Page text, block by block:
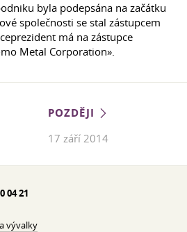
byla podepsána na začátku
společnosti se stal zástupcem
má na zástupce
Metal Corporation».
POZDĚJI
17 září 2014
04 21
vývalky